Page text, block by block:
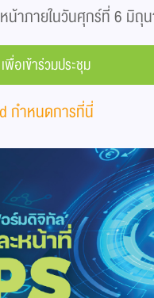
น้าภายในวันศุกร์ที่ 6 มิถุ
พื่อเข้าร่วมประชุม
กำหนดการที่นี่